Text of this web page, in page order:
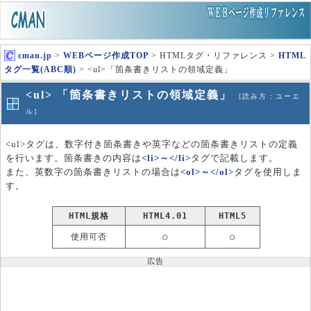
cman.jp > WEBページ作成TOP > HTMLタグ・リファレンス > HTML
タグ一覧(ABC順) > <ul>「箇条書きリストの領域定義」
<ul> 「箇条書きリストの領域定義」
[読み方：ユーエ
ル]
<ul>タグは、数字付き箇条書きや英字などの箇条書きリストの定義
を行います。箇条書きの内容は<li>～</li>タグで記載します。
また、英数字の箇条書きリストの場合は<ol>～</ol>タグを使用しま
す。
HTML規格 HTML4.01 HTML5
使用可否 ○ ○
広告